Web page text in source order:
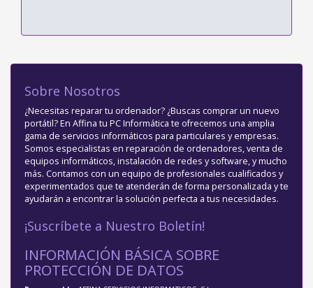
Sobre Nosotros
¿Necesitas reparar tu ordenador? ¿Buscas comprar un nuevo
portátil? En Affina tu PC Informática te ofrecemos una amplia
gama de servicios informáticos para particulares y empresas.
Somos especialistas en reparación de ordenadores, venta de
equipos informáticos, instalación de redes y software, y mucho
más. Contamos con un equipo de profesionales cualificados y
experimentados que te atenderán de forma personalizada y te
ayudarán a encontrar la solución perfecta a tus necesidades.
¡Suscríbete a Nuestro Boletín!
INFORMACIÓN BÁSICA SOBRE
PROTECCIÓN DE DATOS